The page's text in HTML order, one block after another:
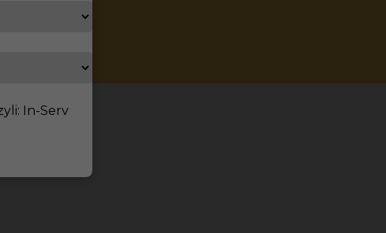
In-Serv